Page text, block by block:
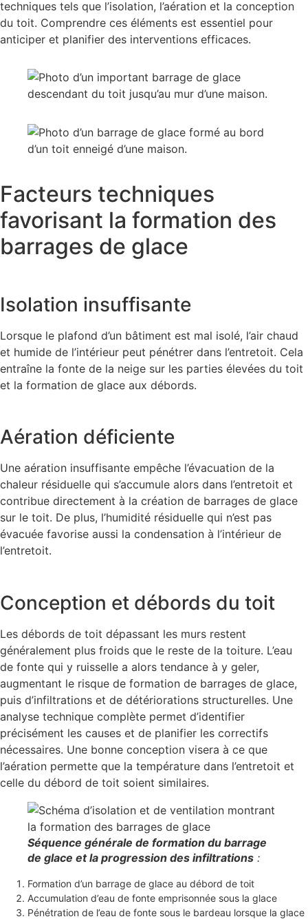
techniques tels que l’isolation, l’aération et la conception
du toit. Comprendre ces éléments est essentiel pour
anticiper et planifier des interventions efficaces.
Facteurs techniques
favorisant la formation des
barrages de glace
Isolation insuffisante
Lorsque le plafond d’un bâtiment est mal isolé, l’air chaud
et humide de l’intérieur peut pénétrer dans l’entretoit. Cela
entraîne la fonte de la neige sur les parties élevées du toit
et la formation de glace aux débords.
Aération déficiente
Une aération insuffisante empêche l’évacuation de la
chaleur résiduelle qui s’accumule alors dans l’entretoit et
contribue directement à la création de barrages de glace
sur le toit. De plus, l’humidité résiduelle qui n’est pas
évacuée favorise aussi la condensation à l’intérieur de
l’entretoit.
Conception et débords du toit
Les débords de toit dépassant les murs restent
généralement plus froids que le reste de la toiture. L’eau
de fonte qui y ruisselle a alors tendance à y geler,
augmentant le risque de formation de barrages de glace,
puis d’infiltrations et de détériorations structurelles. Une
analyse technique complète permet d’identifier
précisément les causes et de planifier les correctifs
nécessaires. Une bonne conception visera à ce que
l’aération permette que la température dans l’entretoit et
celle du débord de toit soient similaires.
Séquence générale de formation du barrage
de glace et la progression des infiltrations :
Formation d’un barrage de glace au débord de toit
Accumulation d’eau de fonte emprisonnée sous la glace
Pénétration de l’eau de fonte sous le bardeau lorsque la glace